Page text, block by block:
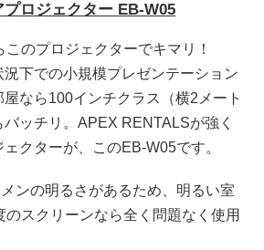
ロジェクター EB-W05
のプロジェクターでキマリ！
下での小規模プレゼンテーション
なら100インチクラス（横2メート
ッチリ。APEX RENTALSが強く
クターが、このEB-W05です。
ンの明るさがあるため、明るい室
のスクリーンなら全く問題なく使用